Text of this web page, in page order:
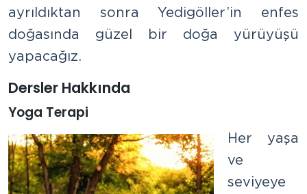
ayrıldıktan sonra Yedigöller’in enfes
doğasında güzel bir doğa yürüyüşü
yapacağız.
Dersler Hakkında
Yoga Terapi
Her yaşa
ve
seviyeye